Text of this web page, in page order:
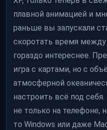
плавной анимацией и
раньше вы запускали
скоротать время между
гораздо интереснее.
игра с картами, но с
атмосферной
настроить всё под
не только на телефоне,
то Windows или даже